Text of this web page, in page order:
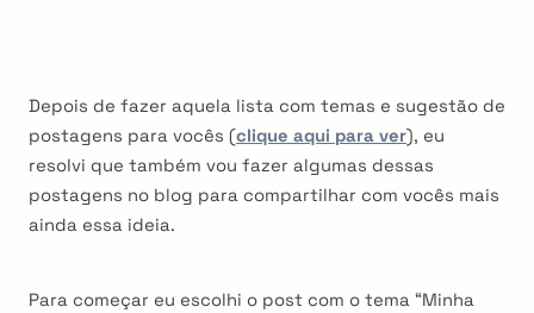
Depois de fazer aquela lista com temas e sugestão de
postagens para vocês (clique aqui para ver), eu
resolvi que também vou fazer algumas dessas
postagens no blog para compartilhar com vocês mais
ainda essa ideia.
Para começar eu escolhi o post com o tema “Minha